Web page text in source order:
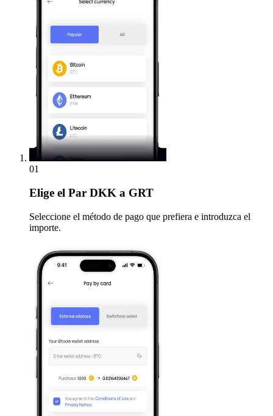
01
Elige el Par DKK a GRT
Seleccione el método de pago que prefiera e introduzca el
importe.